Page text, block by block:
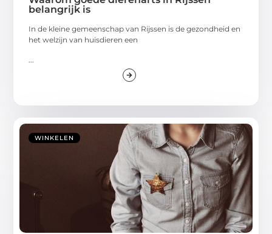
belangrijk is
In de kleine gemeenschap van Rijssen is de gezondheid en
het welzijn van huisdieren een
WINKELEN